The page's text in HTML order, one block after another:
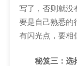
写了，否则就没
要是自己熟悉的
有闪光点，要相
秘笈三：选择